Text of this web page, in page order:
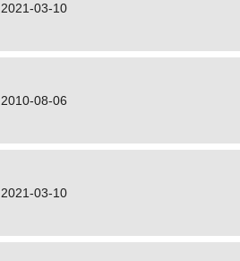
2021-03-10
2010-08-06
2021-03-10